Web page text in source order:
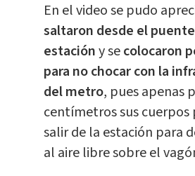
En el video se pudo
saltaron desde el
estacióny secolocaron
para no chocar con la
del metro, pues apenas
centímetros sus cuerpos
salir de la estación para
al aire libre sobre el